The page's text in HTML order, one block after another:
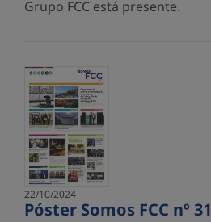
Grupo FCC está presente.
22/10/2024
Póster Somos FCC nº 31